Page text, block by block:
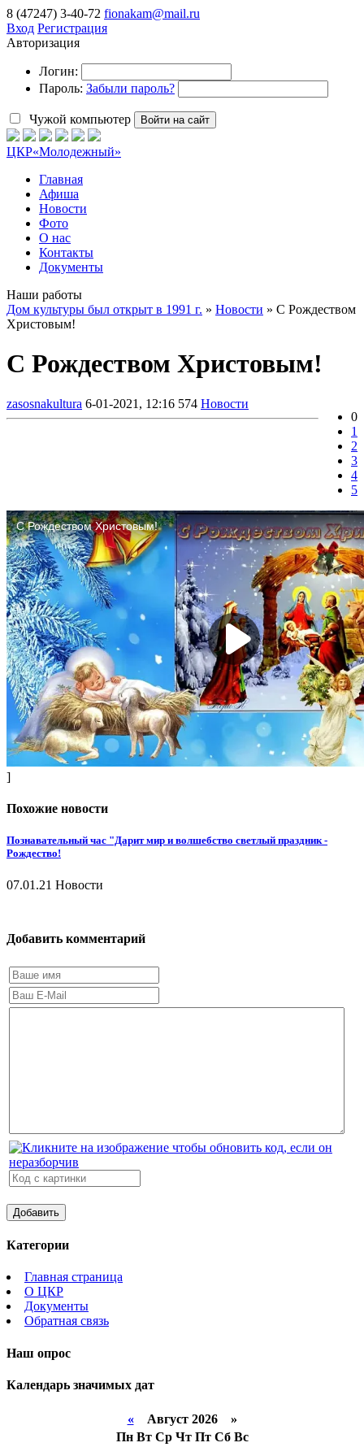
8 (47247) 3-40-72 fionakam@mail.ru
Вход Регистрация
Авторизация
Логин:
Пароль: Забыли пароль?
Чужой компьютер Войти на сайт
ЦКР«Молодежный»
Главная
Афиша
Новости
Фото
О нас
Контакты
Документы
Наши работы
Дом культуры был открыт в 1991 г. » Новости » С Рождеством
Христовым!
С Рождеством Христовым!
zasosnakultura 6-01-2021, 12:16 574 Новости
0
1
2
3
4
5
]
Похожие новости
Познавательный час "Дарит мир и волшебство светлый праздник -
Рождество!
07.01.21 Новости
Добавить комментарий
Категории
Главная страница
О ЦКР
Документы
Обратная связь
Наш опрос
Календарь значимых дат
«Август 2026 »
Пн Вт Ср Чт Пт Сб Вс